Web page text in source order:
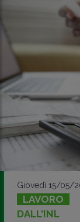
Giovedì 15/05/
LAVORO
DALL'INL